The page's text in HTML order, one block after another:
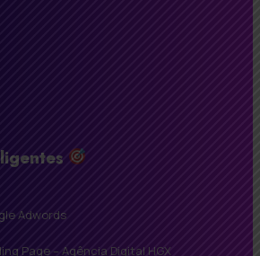
Adwords
Page – Agência Digital HGX